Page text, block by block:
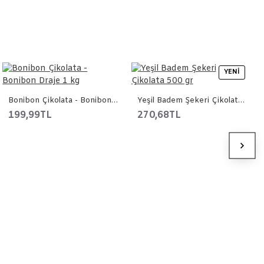
Bonibon Çikolata - Bonibon Draje 1 kg
199,99TL
YENI
Yeşil Badem Şekeri Çikolata 500 gr
270,68TL